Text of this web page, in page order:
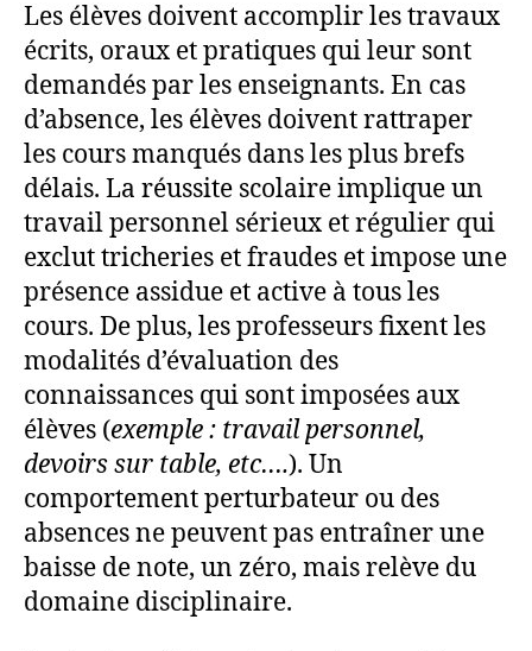
Les élèves doivent accomplir les travaux
écrits, oraux et pratiques qui leur sont
demandés par les enseignants. En cas
d’absence, les élèves doivent rattraper
les cours manqués dans les plus brefs
délais. La réussite scolaire implique un
travail personnel sérieux et régulier qui
exclut tricheries et fraudes et impose une
présence assidue et active à tous les
cours. De plus, les professeurs fixent les
modalités d’évaluation des
connaissances qui sont imposées aux
élèves (exemple : travail personnel,
devoirs sur table, etc….). Un
comportement perturbateur ou des
absences ne peuvent pas entraîner une
baisse de note, un zéro, mais relève du
domaine disciplinaire.